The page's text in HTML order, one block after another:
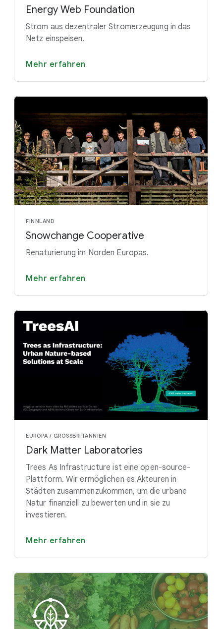
Energy Web Foundation
Strom aus dezentraler Stromerzeugung in das
Netz einspeisen.
Mehr erfahren
FINNLAND
Snowchange Cooperative
Renaturierung im Norden Europas.
Mehr erfahren
EUROPA / GROSSBRITANNIEN
Dark Matter Laboratories
Trees As Infrastructure ist eine open-source-
Plattform. Wir ermöglichen es Akteuren in
Städten zusammenzukommen, um die urbane
Natur finanziell zu bewerten und in sie zu
investieren.
Mehr erfahren